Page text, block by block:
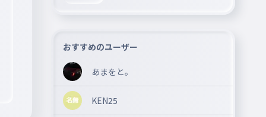
おすすめのユーザー
あまをと。
KEN25